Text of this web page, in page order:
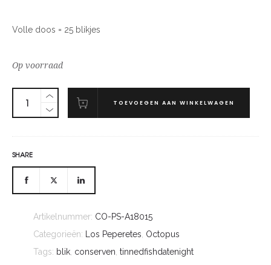
Volle doos = 25 blikjes
Op voorraad
TOEVOEGEN AAN WINKELWAGEN
SHARE
Artikelnummer: CO-PS-A18015
Categorieën:
Los Peperetes Octopus
Tags: blik conserven tinnedfishdatenight